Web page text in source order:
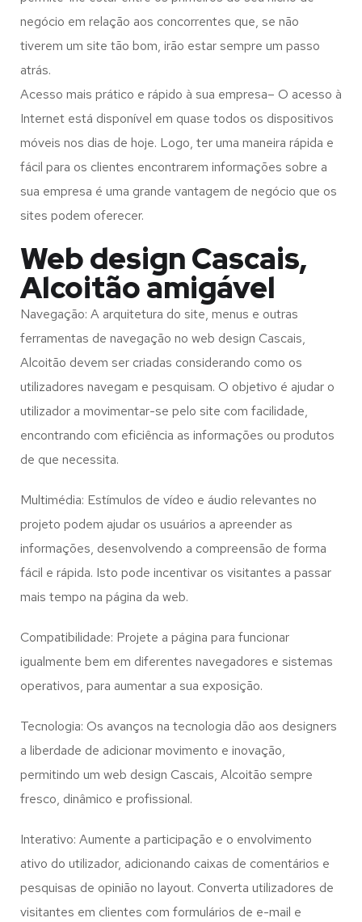
negócio em relação aos concorrentes que, se não
tiverem um site tão bom, irão estar sempre um passo
atrás.
Acesso mais prático e rápido à sua empresa– O acesso à
Internet está disponível em quase todos os dispositivos
móveis nos dias de hoje. Logo, ter uma maneira rápida e
fácil para os clientes encontrarem informações sobre a
sua empresa é uma grande vantagem de negócio que os
sites podem oferecer.
Web design Cascais,
Alcoitão amigável
Navegação: A arquitetura do site, menus e outras
ferramentas de navegação no web design Cascais,
Alcoitão devem ser criadas considerando como os
utilizadores navegam e pesquisam. O objetivo é ajudar o
utilizador a movimentar-se pelo site com facilidade,
encontrando com eficiência as informações ou produtos
de que necessita.
Multimédia: Estímulos de vídeo e áudio relevantes no
projeto podem ajudar os usuários a apreender as
informações, desenvolvendo a compreensão de forma
fácil e rápida. Isto pode incentivar os visitantes a passar
mais tempo na página da web.
Compatibilidade: Projete a página para funcionar
igualmente bem em diferentes navegadores e sistemas
operativos, para aumentar a sua exposição.
Tecnologia: Os avanços na tecnologia dão aos designers
a liberdade de adicionar movimento e inovação,
permitindo um web design Cascais, Alcoitão sempre
fresco, dinâmico e profissional.
Interativo: Aumente a participação e o envolvimento
ativo do utilizador, adicionando caixas de comentários e
pesquisas de opinião no layout. Converta utilizadores de
visitantes em clientes com formulários de e-mail e